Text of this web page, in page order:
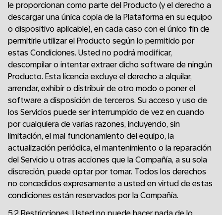
le proporcionan como parte del Producto (y el derecho a
descargar una única copia de la Plataforma en su equipo
o dispositivo aplicable), en cada caso con el único fin de
permitirle utilizar el Producto según lo permitido por
estas Condiciones. Usted no podrá modificar,
descompilar o intentar extraer dicho software de ningún
Producto. Esta licencia excluye el derecho a alquilar,
arrendar, exhibir o distribuir de otro modo o poner el
software a disposición de terceros. Su acceso y uso de
los Servicios puede ser interrumpido de vez en cuando
por cualquiera de varias razones, incluyendo, sin
limitación, el mal funcionamiento del equipo, la
actualización periódica, el mantenimiento o la reparación
del Servicio u otras acciones que la Compañía, a su sola
discreción, puede optar por tomar. Todos los derechos
no concedidos expresamente a usted en virtud de estas
condiciones están reservados por la Compañía.